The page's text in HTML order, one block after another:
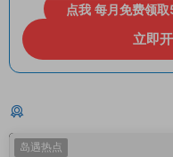
点我 每月免费领
立即
岛遇热点